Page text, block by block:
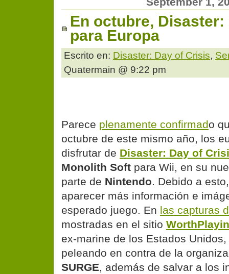
En octubre,
para Europa
Escrito en: Disaster: Day of Crisis,
Quatermain @ 9:22 pm
Parece plenamente confirmado
octubre de este mismo año, los
disfrutar de Disaster: Day of
Monolith Soft para Wii, en su
parte de Nintendo. Debido a
aparecer más información e
esperado juego. En las capturas
mostradas en el sitio
ex-marine de los Estados Unidos,
peleando en contra de la
SURGE, además de salvar a los